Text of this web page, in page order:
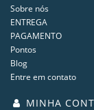
Sobre nós
ENTREGA
PAGAMENTO
Pontos
Blog
Entre em contato
MINHA